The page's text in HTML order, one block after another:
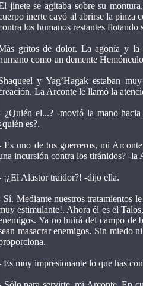
jinete se agitaba sobre su
inerte cayó al abrirse la pinza
los humanos restantes
gritos de dolor. La agonía y la
como un demente
y Yag’Hagak estaban
La Arconte le llamó la
¿Quién el...? -movió la mano
es?.
Es uno de tus guerreros, mi
incursión contra los tiránidos? -la
¡¿El Alastor traidor?! -dijo ella.
Sí. Mediante nuestros tratamientos
estimulante!. Ahora él es el
Ya no huirá del campo de
masacrar enemigos. Sin miedo
Es muy impresionante lo que has